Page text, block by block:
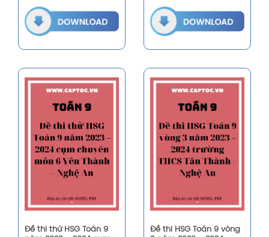
Đề thi thử HSG Toán 9
Đề thi HSG Toán 9 vòng